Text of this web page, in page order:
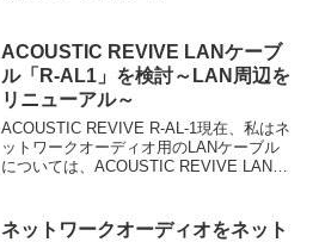
Rev...
ACOUSTIC REVIVE LANケーブ
ル「R-AL1」を検討～LAN周辺を
リニューアル～
ACOUSTIC REVIVE R-AL-1現在、私はネ
ットワークオーディオ用のLANケーブル
については、ACOUSTIC REVIVE LAN-
書いた以下...
ネットワークオーディオをネット